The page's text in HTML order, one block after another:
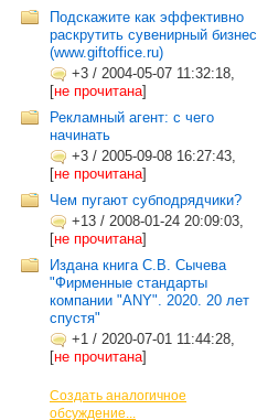
Подскажите как эффективно
раскрутить сувенирный бизнес
(www.giftoffice.ru)
+3 / 2004-05-07 11:32:18,
[не прочитана]
Рекламный агент: с чего
начинать
+3 / 2005-09-08 16:27:43,
[не прочитана]
Чем пугают субподрядчики?
+13 / 2008-01-24 20:09:03,
[не прочитана]
Издана книга С.В. Сычева
"Фирменные стандарты
компании "ANY". 2020. 20 лет
спустя"
+1 / 2020-07-01 11:44:28,
[не прочитана]
Создать аналогичное
обсуждение...